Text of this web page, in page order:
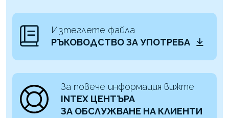
Изтеглете файла
РЪКОВОДСТВО ЗА УПОТРЕБА
За повече информация вижте
INTEX ЦЕНТЪРА
ЗА ОБСЛУЖВАНЕ НА КЛИЕНТИ